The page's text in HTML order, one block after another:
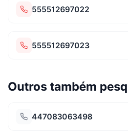
555512697022
555512697023
Outros também
447083063498